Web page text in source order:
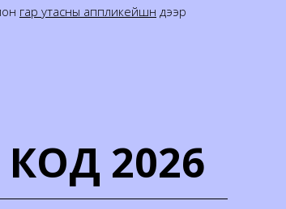
гар утасны аппликейшн дээр
2026